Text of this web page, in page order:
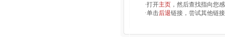
·打开主页 ，然后查找指向您
·单击后退链接，尝试其他链